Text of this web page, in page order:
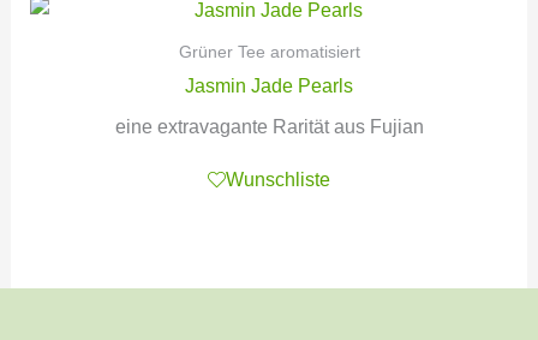
Grüner Tee aromatisiert
Jasmin Jade Pearls
eine extravagante Rarität aus Fujian
Wunschliste